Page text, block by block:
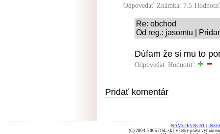
Odpovedať Známka: 7.5
Re: obchod
Od reg.: jasomtu |
Dúfam že si mu to
Odpovedať Hodnotiť:
Pridať komentár
NÁVŠTEVNOSŤ
(C) 2004, 2005 DSL.sk | Všetky práva